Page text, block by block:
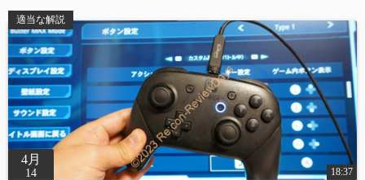
適当な解説
4月
14 18:37